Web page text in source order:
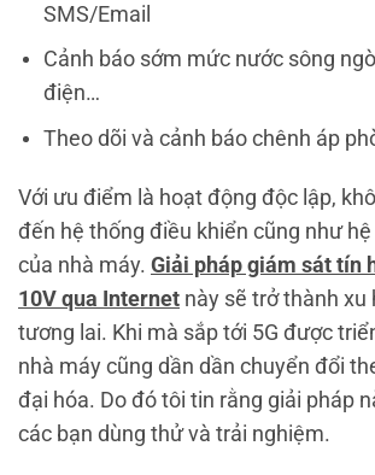
SMS/Email
Cảnh báo sớm mức nước sông
điện…
Theo dõi và cảnh báo chênh áp
Với ưu điểm là hoạt động độc lập,
đến hệ thống điều khiển cũng như
của nhà máy. Giải pháp giám sát tín
10V qua Internet này sẽ trở thành xu
tương lai. Khi mà sắp tới 5G được
nhà máy cũng dần dần chuyển đổi
đại hóa. Do đó tôi tin rằng giải pháp
các bạn dùng thử và trải nghiệm.